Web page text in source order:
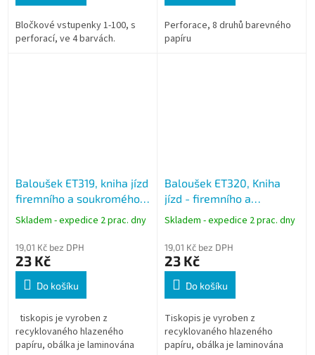
Bločkové vstupenky 1-100, s
perforací, ve 4 barvách.
Perforace, 8 druhů barevného
papíru
Baloušek ET319, kniha jízd
firemního a soukromého
vozidla A5
Skladem - expedice 2 prac. dny
19,01 Kč bez DPH
23 Kč
Do košíku
tiskopis je vyroben z
recyklovaného hlazeného
papíru, obálka je laminována
Baloušek ET320, Kniha
jízd - firemního a
soukromého vozidla A5
Skladem - expedice 2 prac. dny
19,01 Kč bez DPH
23 Kč
Do košíku
Tiskopis je vyroben z
recyklovaného hlazeného
papíru, obálka je laminována